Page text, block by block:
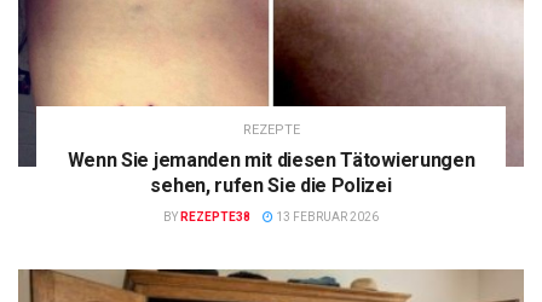
REZEPTE
Wenn Sie jemanden mit diesen Tätowierungen
sehen, rufen Sie die Polizei
BY REZEPTE38 13 FEBRUAR 2026